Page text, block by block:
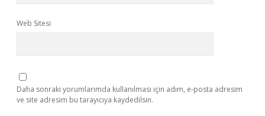
Web Sitesi
Daha sonraki yorumlarımda kullanılması için adım, e-posta adresim
ve site adresim bu tarayıcıya kaydedilsin.